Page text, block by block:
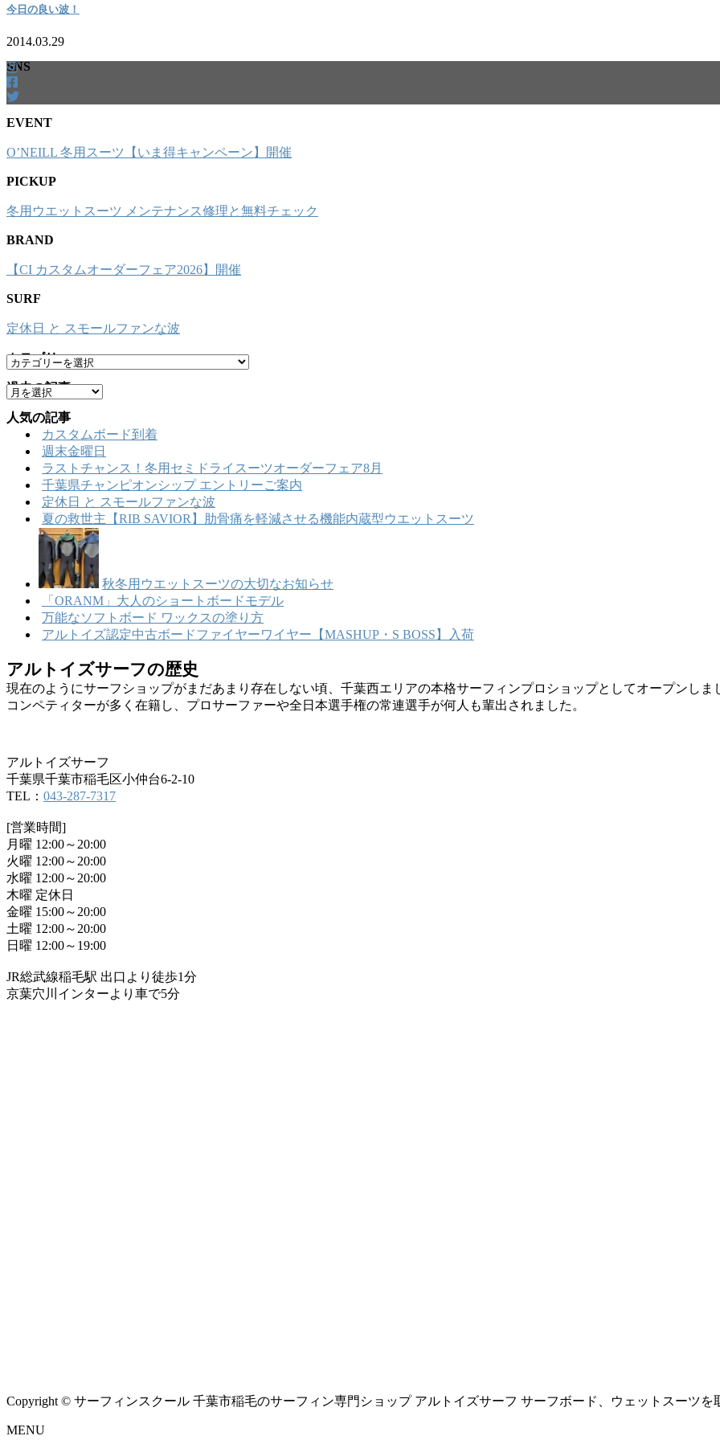
今日の良い波！
2014.03.29
SNS
EVENT
O’NEILL 冬用スーツ【いま得キャンペーン】開催
PICKUP
冬用ウエットスーツ メンテナンス修理と無料チェック
BRAND
【CI カスタムオーダーフェア2026】開催
SURF
定休日 と スモールファンな波
カテゴリー
カ
テ
ゴ
リ
ー
過去の記事
ア
ー
カ
人気の記事
カスタムボード到着
週末金曜日
ラストチャンス！冬用セミドライスーツオーダーフェア8月
千葉県チャンピオンシップ エントリーご案内
定休日 と スモールファンな波
夏の救世主【RIB SAVIOR】肋骨痛を軽減させる機能内蔵型ウエットスーツ
秋冬用ウエットスーツの大切なお知らせ
「ORANM」大人のショートボードモデル
万能なソフトボード ワックスの塗り方
アルトイズ認定中古ボードファイヤーワイヤー【MASHUP・S BOSS】入荷
アルトイズサーフの歴史
現在のようにサーフショップがまだあまり存在しない頃、千葉西エリアの本格サーフィンプロショップとしてオープンしま
コンペティターが多く在籍し、プロサーファーや全日本選手権の常連選手が何人も輩出されました。
アルトイズサーフ
千葉県千葉市稲毛区小仲台6-2-10
TEL： 043-287-7317
[営業時間]
月曜 12:00～20:00
火曜 12:00～20:00
水曜 12:00～20:00
木曜 定休日
金曜 15:00～20:00
土曜 12:00～20:00
日曜 12:00～19:00
JR総武線稲毛駅 出口より徒歩1分
京葉穴川インターより車で5分
Copyright © サーフィンスクール 千葉市稲毛のサーフィン専門ショップ アルトイズサーフ サーフボード、ウェットスーツを
MENU